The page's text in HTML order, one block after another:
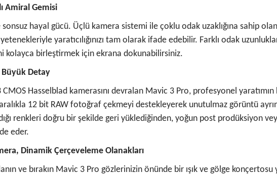
Amiral Gemisi
hayal gücü. Üçlü kamera sistemi ile çoklu odak uzaklığına sahip
yaratıcılığınızı tam olarak ifade edebilir. Farklı odak
kolayca birleştirmek için ekrana dokunabilirsiniz.
Büyük Detay
Hasselblad kamerasını devralan Mavic 3 Pro, profesyonel
12 bit RAW fotoğraf çekmeyi destekleyerek unutulmaz görüntü
renkleri doğru bir şekilde geri yüklediğinden, yoğun post prodüksiyon
eder.
Dinamik Çerçeveleme Olanakları
ve bırakın Mavic 3 Pro gözlerinizin önünde bir ışık ve gölge konçertosu